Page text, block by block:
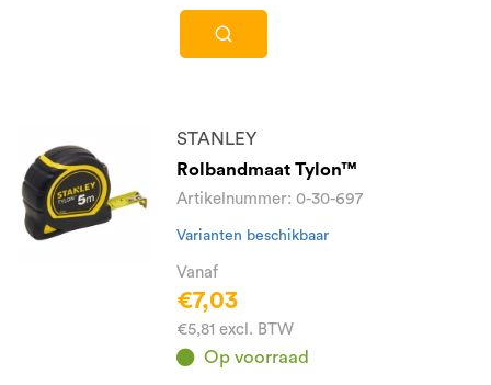
STANLEY
Rolbandmaat Tylon™
Artikelnummer: 0-30-697
Varianten beschikbaar
Vanaf
€7,03
€5,81 excl. BTW
Op voorraad